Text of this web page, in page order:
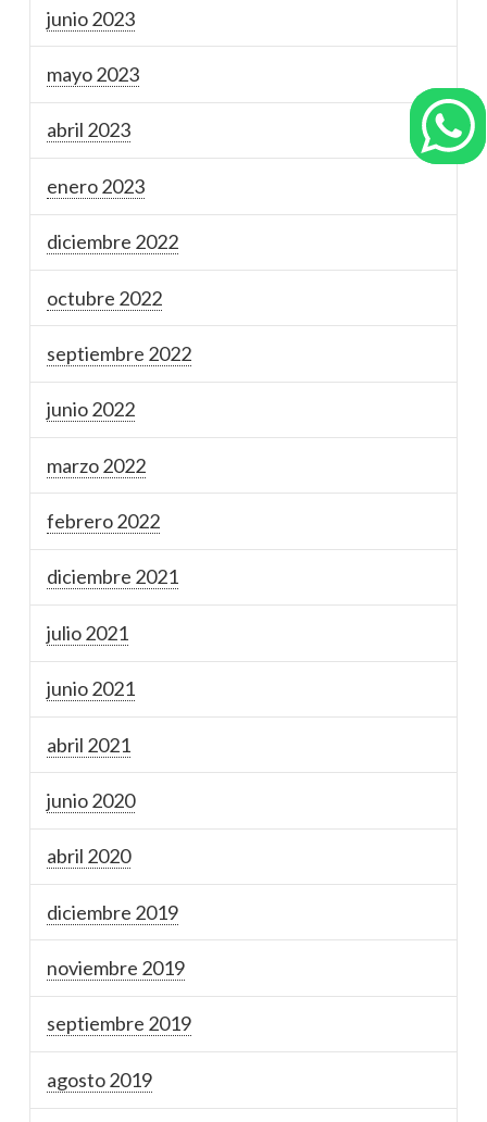
junio 2023
mayo 2023
abril 2023
enero 2023
diciembre 2022
octubre 2022
septiembre 2022
junio 2022
marzo 2022
febrero 2022
diciembre 2021
julio 2021
junio 2021
abril 2021
junio 2020
abril 2020
diciembre 2019
noviembre 2019
septiembre 2019
agosto 2019